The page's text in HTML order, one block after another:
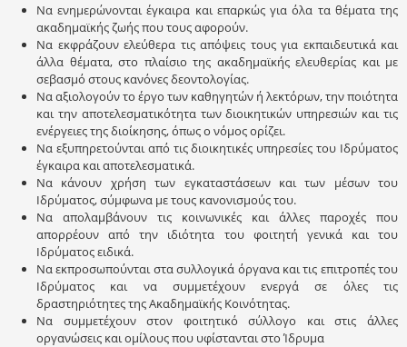
Να ενημερώνονται έγκαιρα και επαρκώς για όλα τα θέματα της
ακαδημαϊκής ζωής που τους αφορούν.
Να εκφράζουν ελεύθερα τις απόψεις τους για εκπαιδευτικά και
άλλα θέματα, στο πλαίσιο της ακαδημαϊκής ελευθερίας και με
σεβασμό στους κανόνες δεοντολογίας.
Να αξιολογούν το έργο των καθηγητών ή λεκτόρων, την ποιότητα
και την αποτελεσματικότητα των διοικητικών υπηρεσιών και τις
ενέργειες της διοίκησης, όπως ο νόμος ορίζει.
Να εξυπηρετούνται από τις διοικητικές υπηρεσίες του Ιδρύματος
έγκαιρα και αποτελεσματικά.
Να κάνουν χρήση των εγκαταστάσεων και των μέσων του
Ιδρύματος, σύμφωνα με τους κανονισμούς του.
Να απολαμβάνουν τις κοινωνικές και άλλες παροχές που
απορρέουν από την ιδιότητα του φοιτητή γενικά και του
Ιδρύματος ειδικά.
Να εκπροσωπούνται στα συλλογικά όργανα και τις επιτροπές του
Ιδρύματος και να συμμετέχουν ενεργά σε όλες τις
δραστηριότητες της Ακαδημαϊκής Κοινότητας.
Να συμμετέχουν στον φοιτητικό σύλλογο και στις άλλες
οργανώσεις και ομίλους που υφίστανται στο Ίδρυμα